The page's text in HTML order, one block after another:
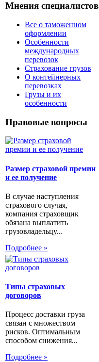
Мнения специалистов
Все о таможенном
оформлении
Особенности
международных
перевозок
Страхование грузов
О контейнерных
перевозках
Грузы и их
особенности
Правовые вопросы
Размер страховой премии
и ее получение
В случае наступления
страхового случая,
компания страховщик
обязана выплатить
грузовладельцу...
Подробнее »
Типы страховых
договоров
Процесс доставки груза
связан с множеством
рисков. Оптимальным
способом снижения...
Подробнее »